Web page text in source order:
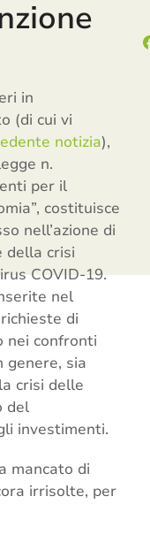
in
(di cui vi
notizia),
n.
per il
costituisce
nell’azione di
della crisi
COVID-19.
nel
di
nei confronti
genere, sia
crisi delle
del
investimenti.
mancato di
irrisolte, per